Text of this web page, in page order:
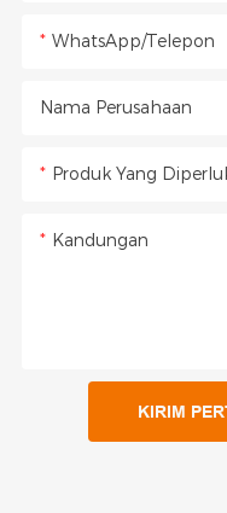
WhatsApp/Telepon
Nama Perusahaan
Produk Yang
Kandungan
KIRIM